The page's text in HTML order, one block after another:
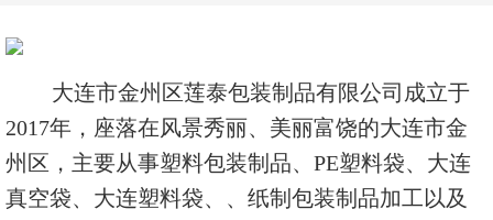
大连市金州区莲泰包装制品有限公司成立于
2017年，座落在风景秀丽、美丽富饶的大连市金
州区，主要从事塑料包装制品、PE塑料袋、大连
真空袋、大连塑料袋、、纸制包装制品加工以及